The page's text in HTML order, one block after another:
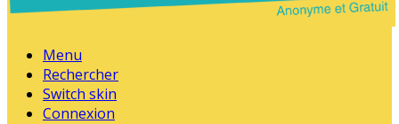
Menu
Rechercher
Switch skin
Connexion